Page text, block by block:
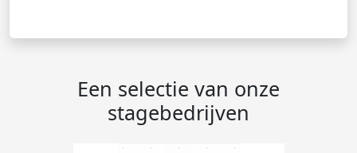
Een selectie van onze
stagebedrijven